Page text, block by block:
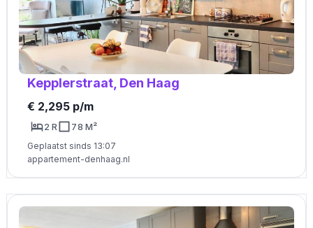
Kepplerstraat, Den Haag
€ 2,295 p/m
2 R 78 M²
Geplaatst sinds 13:07
appartement-denhaag.nl